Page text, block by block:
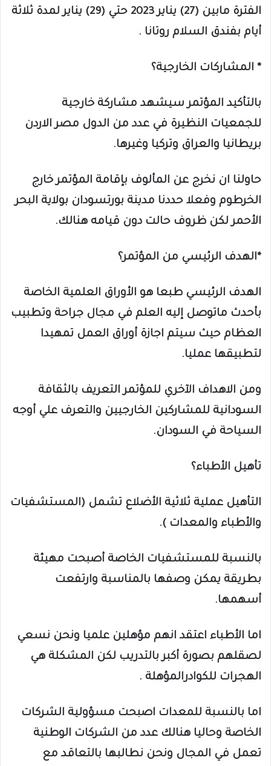
الفترة مابين (27) يناير 2023 حتي (29) يناير لمدة ثلاثة
أيام بفندق السلام روتانا .
* المشاركات الخارجية؟
بالتأكيد المؤتمر سيشهد مشاركة خارجية
للجمعيات النظيرة في عدد من الدول مصر الاردن
بريطانيا والعراق وتركيا وغيرها.
حاولنا ان نخرج عن المألوف بإقامة المؤتمر خارج
الخرطوم وفعلا حددنا مدينة بورتسودان بولاية البحر
الأحمر لكن ظروف حالت دون قيامه هنالك.
*الهدف الرئيسي من المؤتمر؟
الهدف الرئيسي طبعا هو الأوراق العلمية الخاصة
بأحدث ماتوصل إليه العلم في مجال جراحة وتطبيب
العظام حيث سيتم اجازة أوراق العمل تمهيدا
لتطبيقها عمليا.
ومن الاهداف الآخري للمؤتمر التعريف بالثقافة
السودانية للمشاركين الخارجيين والتعرف علي أوجه
السياحة في السودان.
تأهيل الأطباء؟
التأهيل عملية ثلاثية الأضلاع تشمل (المستشفيات
والأطباء والمعدات ).
بالنسبة للمستشفيات الخاصة أصبحت مهيئة
بطريقة يمكن وصفها بالمناسبة وارتفعت
أسهمها.
اما الأطباء اعتقد انهم مؤهلين علميا ونحن نسعي
لصقلهم بصورة أكبر بالتدريب لكن المشكلة هي
الهجرات للكوادرالمؤهلة .
اما بالنسبة للمعدات اصبحت مسؤولية الشركات
الخاصة وحاليا هنالك عدد من الشركات الوطنية
تعمل في المجال ونحن نطالبها بالتعاقد مع